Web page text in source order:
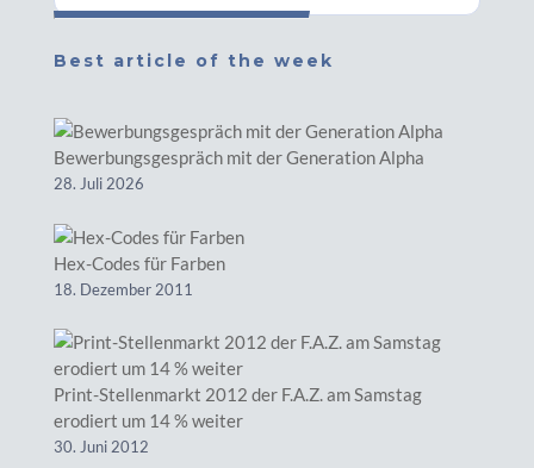
Best article of the week
Bewerbungsgespräch mit der Generation Alpha
28. Juli 2026
Hex-Codes für Farben
18. Dezember 2011
Print-Stellenmarkt 2012 der F.A.Z. am Samstag
erodiert um 14 % weiter
30. Juni 2012